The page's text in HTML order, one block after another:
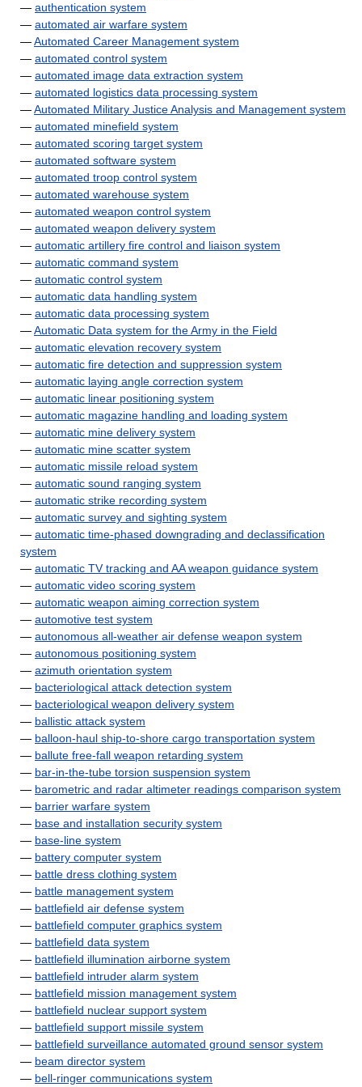
— authentication system
— automated air warfare system
—Automated Career Management system
— automated control system
— automated image data extraction system
— automated logistics data processing system
—Automated Military Justice Analysis and Management system
— automated minefield system
— automated scoring target system
— automated software system
— automated troop control system
— automated warehouse system
— automated weapon control system
— automated weapon delivery system
— automatic artillery fire control and liaison system
— automatic command system
— automatic control system
— automatic data handling system
— automatic data processing system
—Automatic Data system for the Army in the Field
— automatic elevation recovery system
— automatic fire detection and suppression system
— automatic laying angle correction system
— automatic linear positioning system
— automatic magazine handling and loading system
— automatic mine delivery system
— automatic mine scatter system
— automatic missile reload system
— automatic sound ranging system
— automatic strike recording system
— automatic survey and sighting system
— automatic time-phased downgrading and declassification
system
— automatic TV tracking and AA weapon guidance system
— automatic video scoring system
— automatic weapon aiming correction system
— automotive test system
— autonomous all-weather air defense weapon system
— autonomous positioning system
— azimuth orientation system
— bacteriological attack detection system
— bacteriological weapon delivery system
— ballistic attack system
— balloon-haul ship-to-shore cargo transportation system
— ballute free-fall weapon retarding system
— bar-in-the-tube torsion suspension system
— barometric and radar altimeter readings comparison system
— barrier warfare system
— base and installation security system
— base-line system
— battery computer system
— battle dress clothing system
— battle management system
— battlefield air defense system
— battlefield computer graphics system
— battlefield data system
— battlefield illumination airborne system
— battlefield intruder alarm system
— battlefield mission management system
— battlefield nuclear support system
— battlefield support missile system
— battlefield surveillance automated ground sensor system
— beam director system
— bell-ringer communications system